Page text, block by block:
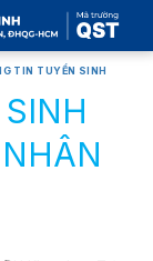
TIN TUYỂN SINH